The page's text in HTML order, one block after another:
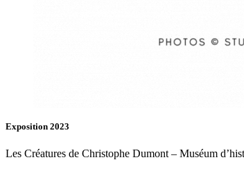
Exposition 2023
Les Créatures de Christophe Dumont – Muséum